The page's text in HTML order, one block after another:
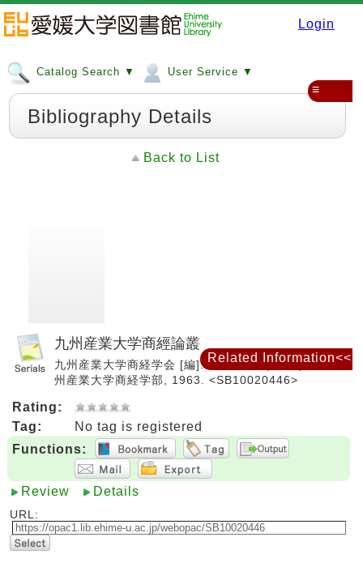
Login
Catalog Search ▼ User Service ▼
≡
Bibliography Details
Back to List
九州産業大学商經論叢
九州産業大学商経学会 [編]. -- 4巻1号 (1963)-. -- 九
州産業大学商経学部, 1963. <SB10020446>
Rating:
Tag:
No tag is registered
Functions:
Review Details
URL:
Related Information<<